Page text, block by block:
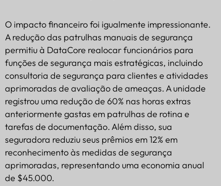
O impacto financeiro foi igualmente impressionante.
A redução das patrulhas manuais de segurança
permitiu à DataCore realocar funcionários para
funções de segurança mais estratégicas, incluindo
consultoria de segurança para clientes e atividades
aprimoradas de avaliação de ameaças. A unidade
registrou uma redução de 60% nas horas extras
anteriormente gastas em patrulhas de rotina e
tarefas de documentação. Além disso, sua
seguradora reduziu seus prêmios em 12% em
reconhecimento às medidas de segurança
aprimoradas, representando uma economia anual
de $45.000.